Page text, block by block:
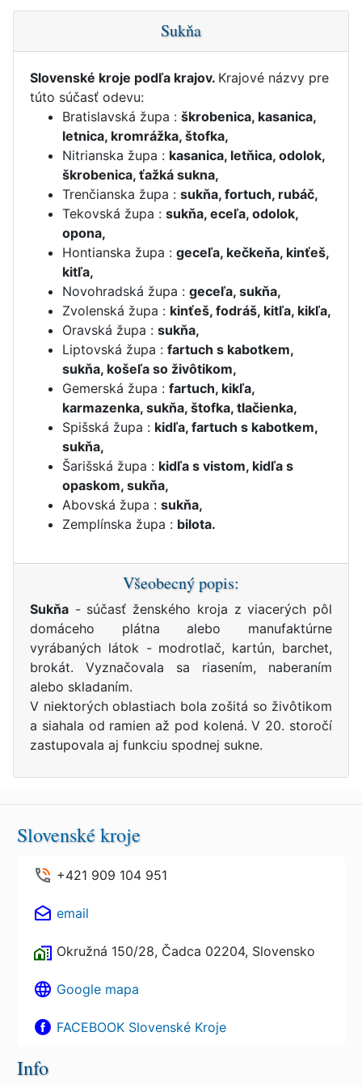
Sukňa
Slovenské kroje podľa krajov. Krajové názvy pre
túto súčasť odevu:
Bratislavská župa : škrobenica, kasanica,
letnica, kromrážka, štofka,
Nitrianska župa : kasanica, letňica, odolok,
škrobenica, ťažká sukna,
Trenčianska župa : sukňa, fortuch, rubáč,
Tekovská župa : sukňa, eceľa, odolok,
opona,
Hontianska župa : geceľa, kečkeňa, kinťeš,
kitľa,
Novohradská župa : geceľa, sukňa,
Zvolenská župa : kinťeš, fodráš, kitľa, kikľa,
Oravská župa : sukňa,
Liptovská župa : fartuch s kabotkem,
sukňa, košeľa so živôtikom,
Gemerská župa : fartuch, kikľa,
karmazenka, sukňa, štofka, tlačienka,
Spišská župa : kidľa, fartuch s kabotkem,
sukňa,
Šarišská župa : kidľa s vistom, kidľa s
opaskom, sukňa,
Abovská župa : sukňa,
Zemplínska župa : bilota.
Všeobecný popis:
Sukňa - súčasť ženského kroja z viacerých pôl
domáceho plátna alebo manufaktúrne
vyrábaných látok - modrotlač, kartún, barchet,
brokát. Vyznačovala sa riasením, naberaním
alebo skladaním.
V niektorých oblastiach bola zošitá so živôtikom
a siahala od ramien až pod kolená. V 20. storočí
zastupovala aj funkciu spodnej sukne.
Slovenské kroje
+421 909 104 951
email
Okružná 150/28, Čadca 02204, Slovensko
Google mapa
FACEBOOK Slovenské Kroje
Info